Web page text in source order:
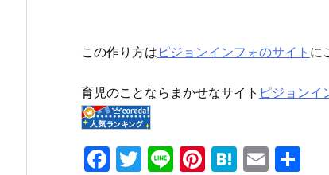
この作り方は ピジョンインフォのサイト に
育児のことならまかせなサイト ピジョンイ
F
T
Li Pi H
E